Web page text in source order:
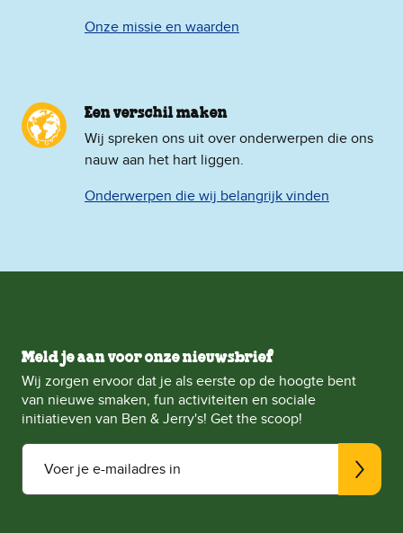
Onze missie en waarden
Een verschil maken
Wij spreken ons uit over onderwerpen die ons
nauw aan het hart liggen.
Onderwerpen die wij belangrijk vinden
Meld je aan voor onze nieuwsbrief
Wij zorgen ervoor dat je als eerste op de hoogte bent
van nieuwe smaken, fun activiteiten en sociale
initiatieven van Ben & Jerry's! Get the scoop!
Voer je e-mailadres in